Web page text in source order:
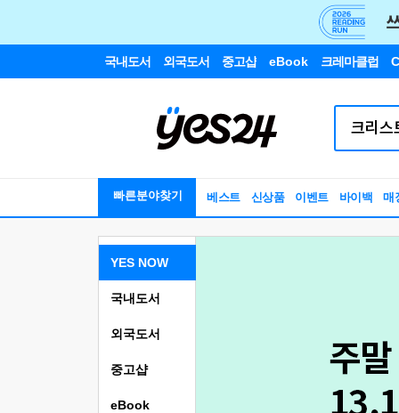
국내도서 외국도서 중고샵 eBook 크레마클럽
빠른분야찾기 베스트 신상품 이벤트 바이백 매
YES NOW
국내도서
외국도서
중고샵
eBook